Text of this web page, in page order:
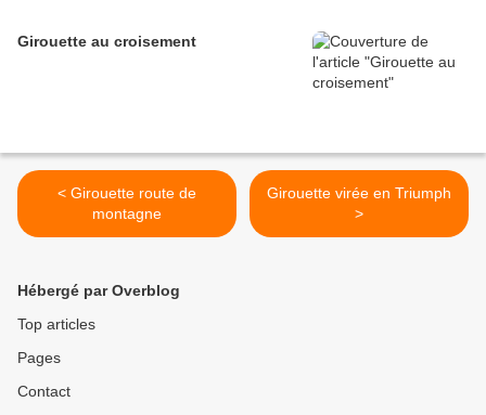
Girouette au croisement
< Girouette route de
montagne
Girouette virée en Triumph
>
Hébergé par Overblog
Top articles
Pages
Contact